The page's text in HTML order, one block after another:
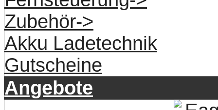
Zubehör->
Akku Ladetechnik
Gutscheine
Angebote